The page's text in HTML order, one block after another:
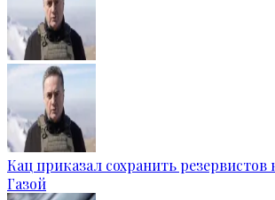
Кац приказал сохранить резервистов
Газой